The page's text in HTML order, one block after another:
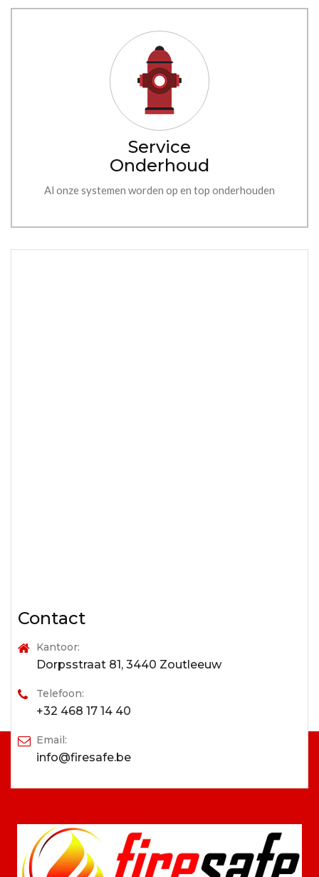
Service
Onderhoud
Al onze systemen worden op en top onderhouden
Contact
Kantoor:
Dorpsstraat 81, 3440 Zoutleeuw
Telefoon:
+32 468 17 14 40
Email:
info@firesafe.be